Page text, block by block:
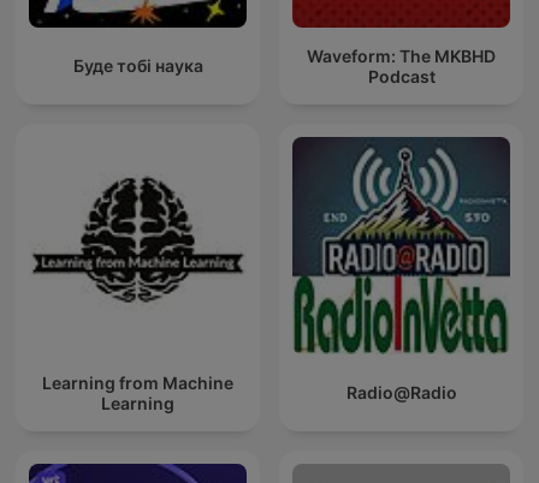
Буде тобі наука
Waveform: The MKBHD
Podcast
Learning from Machine
Learning
Radio@Radio